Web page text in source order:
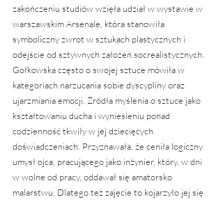
zakończeniu studiów wzięła udział w wystawie w
warszawskim Arsenale, która stanowiła
symboliczny zwrot w sztukach plastycznych i
odejście od sztywnych założeń socrealistycznych.
Gołkowska często o swojej sztuce mówiła w
kategoriach narzucania sobie dyscypliny oraz
ujarzmiania emocji. Źródła myślenia o sztuce jako
kształtowaniu ducha i wyniesieniu ponad
codzienność tkwiły w jej dziecięcych
doświadczeniach. Przyznawała, że ceniła logiczny
umysł ojca, pracującego jako inżynier, który, w dni
w wolne od pracy, oddawał się amatorsko
malarstwu. Dlatego też zajęcie to kojarzyło jej się